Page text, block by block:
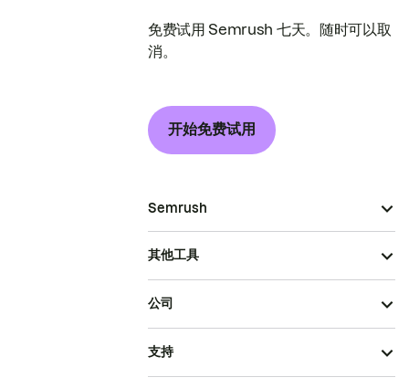
免费试用 Semrush 七天。随时可以取
消。
开始免费试用
Semrush
其他工具
公司
支持